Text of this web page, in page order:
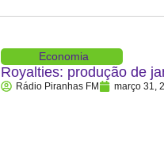
Economia
Royalties: produção de
Rádio Piranhas FM março 31,